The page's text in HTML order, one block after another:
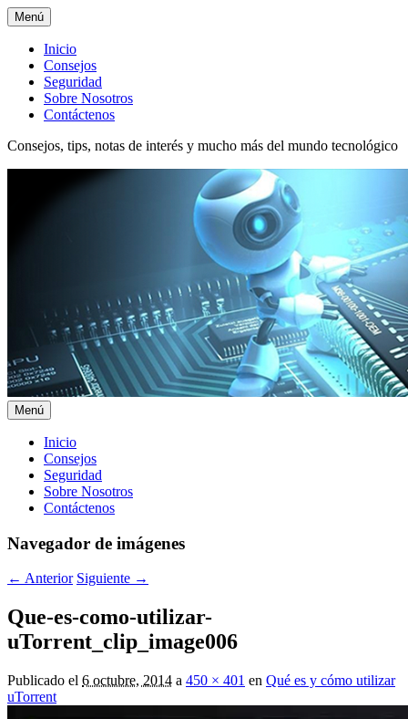
Menú
Menú
superior
Inicio
Consejos
Seguridad
Sobre Nosotros
Contáctenos
Consejos, tips, notas de interés y mucho más del mundo tecnológico
Menú
Menú
principal
Inicio
Consejos
Seguridad
Sobre Nosotros
Contáctenos
Navegador de imágenes
← Anterior Siguiente →
Que-es-como-utilizar-
uTorrent_clip_image006
Publicado el 6 octubre, 2014 a 450 × 401 en Qué es y cómo utilizar
uTorrent